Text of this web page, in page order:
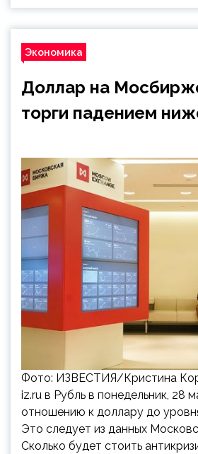
Экономика
Доллар на
торги падением
Фото: ИЗВЕСТИЯ/Кристина
iz.ru в Рубль в понедельник, 28
отношению к доллару до
Это следует из данных
Сколько будет стоить